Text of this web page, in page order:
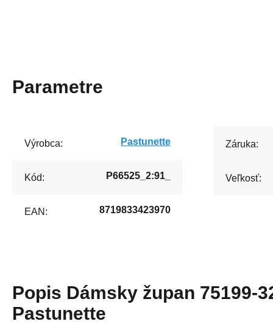
Parametre
Výrobca: Pastunette
Kód: P66525_2:91_
EAN: 8719833423970
Záruka:
Veľkosť:
Popis Dámsky župan 75199-
Pastunette